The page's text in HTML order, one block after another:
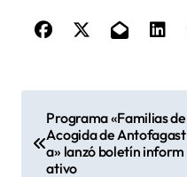
Programa «Familias de
Acogida de Antofagast
a» lanzó boletín inform
ativo